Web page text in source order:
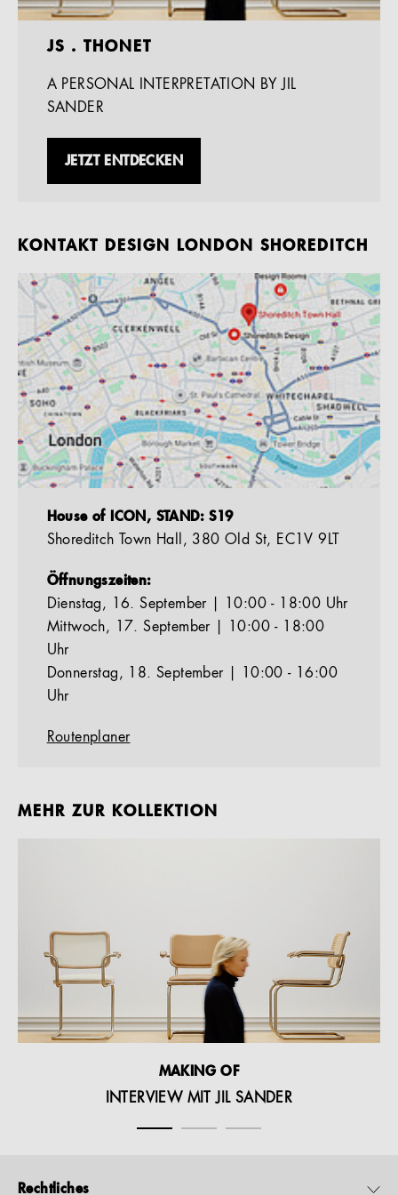
JS . THONET
A PERSONAL INTERPRETATION BY JIL
SANDER
JETZT ENTDECKEN
KONTAKT DESIGN LONDON SHOREDITCH
House of ICON, STAND: S19
Shoreditch Town Hall, 380 Old St, EC1V 9LT​
Öffnungszeiten:
Dienstag, 16. September | 10:00 - 18:00 Uhr
Mittwoch, 17. September | 10:00 - 18:00
Uhr
Donnerstag, 18. September | 10:00 - 16:00
Uhr
Routenplaner
MEHR ZUR KOLLEKTION
MAKING OF
INTERVIEW MIT JIL SANDER
Rechtliches